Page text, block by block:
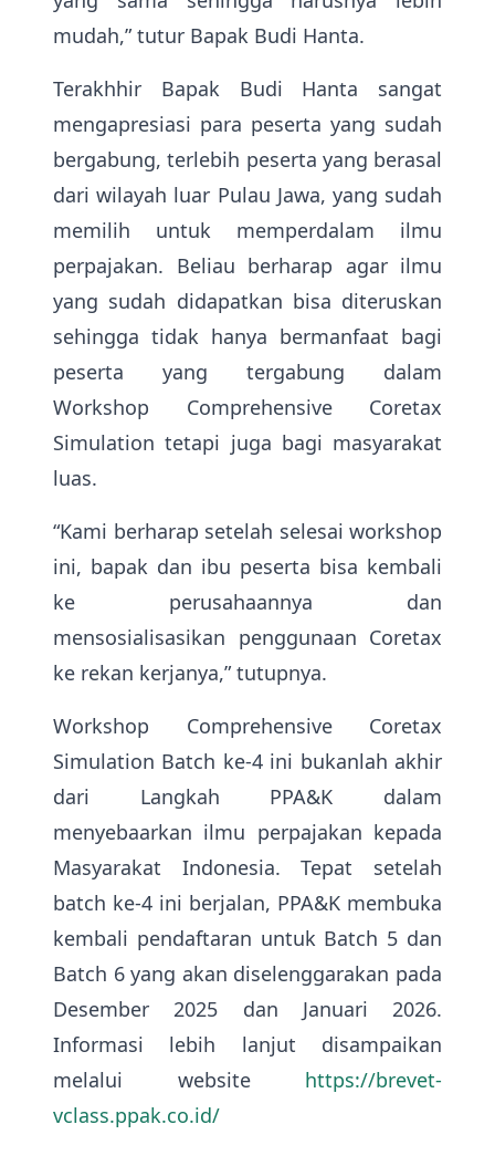
mudah,” tutur Bapak Budi Hanta.
Terakhhir Bapak Budi Hanta sangat
mengapresiasi para peserta yang sudah
bergabung, terlebih peserta yang berasal
dari wilayah luar Pulau Jawa, yang sudah
memilih untuk memperdalam ilmu
perpajakan. Beliau berharap agar ilmu
yang sudah didapatkan bisa diteruskan
sehingga tidak hanya bermanfaat bagi
peserta yang tergabung dalam
Workshop Comprehensive Coretax
Simulation tetapi juga bagi masyarakat
luas.
“Kami berharap setelah selesai workshop
ini, bapak dan ibu peserta bisa kembali
ke perusahaannya dan
mensosialisasikan penggunaan Coretax
ke rekan kerjanya,” tutupnya.
Workshop Comprehensive Coretax
Simulation Batch ke-4 ini bukanlah akhir
dari Langkah PPA&K dalam
menyebaarkan ilmu perpajakan kepada
Masyarakat Indonesia. Tepat setelah
batch ke-4 ini berjalan, PPA&K membuka
kembali pendaftaran untuk Batch 5 dan
Batch 6 yang akan diselenggarakan pada
Desember 2025 dan Januari 2026.
Informasi lebih lanjut disampaikan
melalui website https://brevet-
vclass.ppak.co.id/